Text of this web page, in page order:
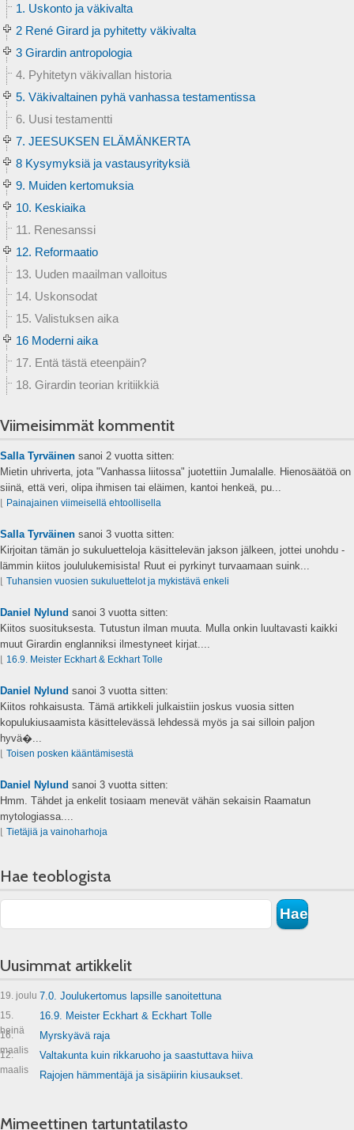
1. Uskonto ja väkivalta
2 René Girard ja pyhitetty väkivalta
3 Girardin antropologia
4. Pyhitetyn väkivallan historia
5. Väkivaltainen pyhä vanhassa testamentissa
6. Uusi testamentti
7. JEESUKSEN ELÄMÄNKERTA
8 Kysymyksiä ja vastausyrityksiä
9. Muiden kertomuksia
10. Keskiaika
11. Renesanssi
12. Reformaatio
13. Uuden maailman valloitus
14. Uskonsodat
15. Valistuksen aika
16 Moderni aika
17. Entä tästä eteenpäin?
18. Girardin teorian kritiikkiä
Viimeisimmät kommentit
Salla Tyrväinen sanoi 2 vuotta sitten:
Mietin uhriverta, jota "Vanhassa liitossa" juotettiin Jumalalle. Hienosäätöä on
siinä, että veri, olipa ihmisen tai eläimen, kantoi henkeä, pu...
⌊ Painajainen viimeisellä ehtoollisella
Salla Tyrväinen sanoi 3 vuotta sitten:
Kirjoitan tämän jo sukuluetteloja käsittelevän jakson jälkeen, jottei unohdu -
lämmin kiitos joululukemisista! Ruut ei pyrkinyt turvaamaan suink...
⌊ Tuhansien vuosien sukuluettelot ja mykistävä enkeli
Daniel Nylund sanoi 3 vuotta sitten:
Kiitos suosituksesta. Tutustun ilman muuta. Mulla onkin luultavasti kaikki
muut Girardin englanniksi ilmestyneet kirjat....
⌊ 16.9. Meister Eckhart & Eckhart Tolle
Daniel Nylund sanoi 3 vuotta sitten:
Kiitos rohkaisusta. Tämä artikkeli julkaistiin joskus vuosia sitten
kopulukiusaamista käsittelevässä lehdessä myös ja sai silloin paljon
hyvä�...
⌊ Toisen posken kääntämisestä
Daniel Nylund sanoi 3 vuotta sitten:
Hmm. Tähdet ja enkelit tosiaam menevät vähän sekaisin Raamatun
mytologiassa....
⌊ Tietäjiä ja vainoharhoja
Hae teoblogista
Uusimmat artikkelit
19. joulu 7.0. Joulukertomus lapsille sanoitettuna
15.
heinä
16.9. Meister Eckhart & Eckhart Tolle
16.
maalis
Myrskyävä raja
12.
maalis
Valtakunta kuin rikkaruoho ja saastuttava hiiva
Rajojen hämmentäjä ja sisäpiirin kiusaukset.
Mimeettinen tartuntatilasto